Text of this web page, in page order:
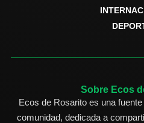
Sobre Ecos
Ecos de Rosarito es una
comunidad, dedicada a